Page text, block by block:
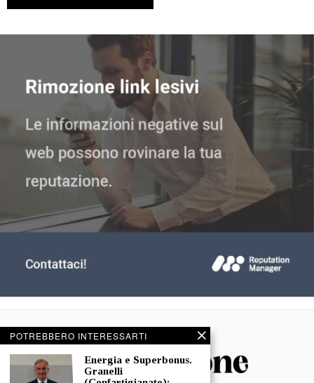
POTREBBERO INTERESSARTI
Energia e Superbonus.
Granelli